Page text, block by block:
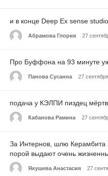
и в конце Deep Ex sense
Абрамова Глория 27
Про Буффона на 93 минуте
Панова Сусанна 27
подача у КЭЛПИ пиздец
Кабанова Рамина 27
За Интернов, шлю Керамбита
порой выдают очень
Якушева Анастасия 27